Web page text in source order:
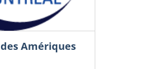
Amériques